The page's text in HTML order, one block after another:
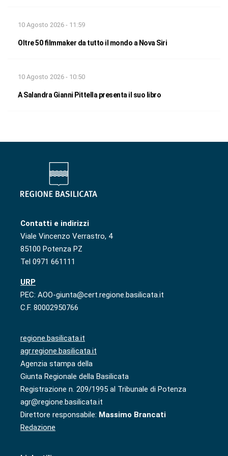
10 Agosto 2026 - 11:59
Oltre 50 filmmaker da tutto il mondo a Nova Siri
10 Agosto 2026 - 10:50
A Salandra Gianni Pittella presenta il suo libro
Contatti e indirizzi
Viale Vincenzo Verrastro, 4
85100 Potenza PZ
Tel 0971 661111
URP
PEC: AOO-giunta@cert.regione.basilicata.it
C.F. 80002950766
regione.basilicata.it
agr.regione.basilicata.it
Agenzia stampa della
Giunta Regionale della Basilicata
Registrazione n. 209/1995 al Tribunale di Potenza
agr@regione.basilicata.it
Direttore responsabile: Massimo Brancati
Redazione